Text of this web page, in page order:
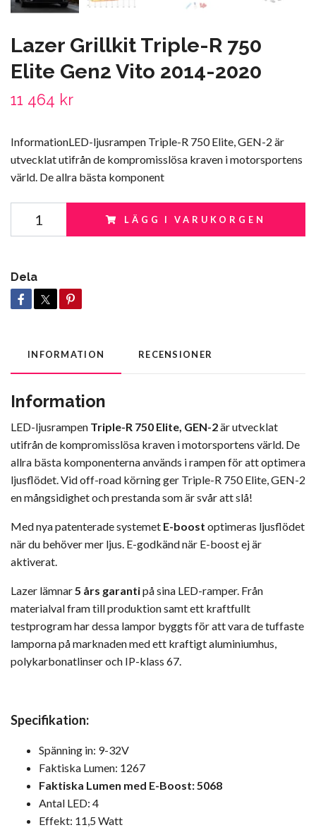
Lazer Grillkit Triple-R 750
Elite Gen2 Vito 2014-2020
11 464 kr
InformationLED-ljusrampen Triple-R 750 Elite, GEN-2 är
utvecklat utifrån de kompromisslösa kraven i motorsportens
värld. De allra bästa komponent
LÄGG I VARUKORGEN
Dela
INFORMATION RECENSIONER
Information
LED-ljusrampen Triple-R 750 Elite, GEN-2är utvecklat
utifrån de kompromisslösa kraven i motorsportens värld. De
allra bästa komponenterna används i rampen för att optimera
ljusflödet. Vid off-road körning ger Triple-R 750 Elite, GEN-2
en mångsidighet och prestanda som är svår att slå!
Med nya patenterade systemet E-boost optimeras ljusflödet
när du behöver mer ljus. E-godkänd när E-boost ej är
aktiverat.
Lazer lämnar 5 års garantipå sina LED-ramper. Från
materialval fram till produktion samt ett kraftfullt
testprogram har dessa lampor byggts för att vara de tuffaste
lamporna på marknaden med ett kraftigt aluminiumhus,
polykarbonatlinser och IP-klass 67.
Specifikation:
Spänning in: 9-32V
Faktiska Lumen: 1267
Faktiska Lumen med E-Boost: 5068
Antal LED: 4
Effekt: 11,5 Watt